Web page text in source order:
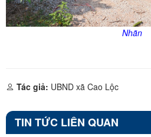
Nhãn
Tác giả: UBND xã Cao Lộc
TIN TỨC LIÊN QUAN